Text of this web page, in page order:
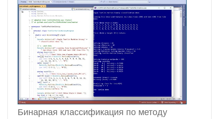
Бинарная классификация по методу